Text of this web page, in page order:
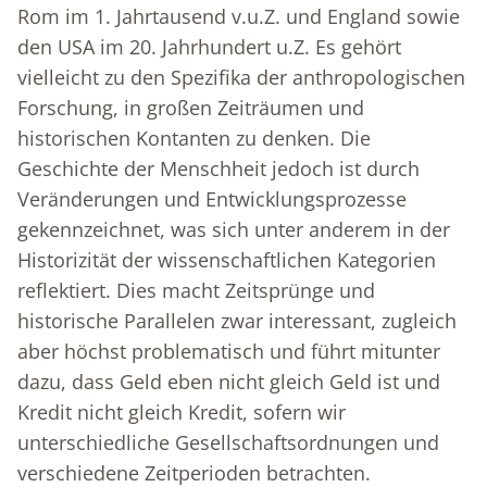
Rom im 1. Jahrtausend v.u.Z. und England sowie
den USA im 20. Jahrhundert u.Z. Es gehört
vielleicht zu den Spezifika der anthropologischen
Forschung, in großen Zeiträumen und
historischen Kontanten zu denken. Die
Geschichte der Menschheit jedoch ist durch
Veränderungen und Entwicklungsprozesse
gekennzeichnet, was sich unter anderem in der
Historizität der wissenschaftlichen Kategorien
reflektiert. Dies macht Zeitsprünge und
historische Parallelen zwar interessant, zugleich
aber höchst problematisch und führt mitunter
dazu, dass Geld eben nicht gleich Geld ist und
Kredit nicht gleich Kredit, sofern wir
unterschiedliche Gesellschaftsordnungen und
verschiedene Zeitperioden betrachten.